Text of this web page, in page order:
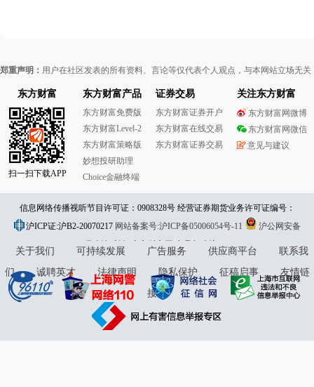
郑重声明： 用户在社区发表的所有资料、言论等仅代表个人观点，与本网站立场无
东方财富
扫一扫下载APP
东方财富产品
东方财富免费版
东方财富Level-2
东方财富策略版
妙想投研助理
Choice金融终端
证券交易
东方财富证券开户
东方财富在线交易
东方财富证券交易
关注东方财富
东方财富网微博
东方财富网微信
意见与建议
信息网络传播视听节目许可证：0908328号 经营证券期货业务许可证编号：
913101046312860336 违法和不良信息举报:021-61278686 举报邮箱：
jubao@eastmoney.com
沪ICP证:沪B2-20070217 网站备案号:沪ICP备05006054号-11
沪公网安备
31010402000120号版权所有:东方财富网意见与建议:4000300059/952500
关于我们 可持续发展 广告服务 供应商平台
联系我
们
诚聘英才 法律声明 隐私保护 征稿启事
友情链
接